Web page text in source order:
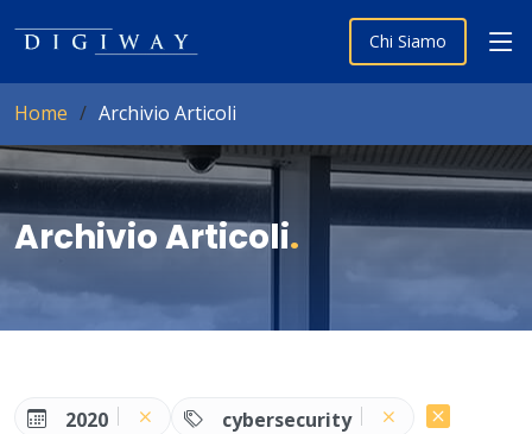
Chi Siamo
Home Archivio Articoli
Archivio Articoli.
2020 cybersecurity